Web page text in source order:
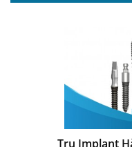
Trụ Implant